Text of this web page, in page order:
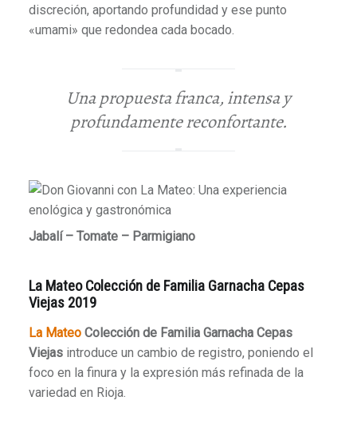
discreción, aportando profundidad y ese punto
«umami» que redondea cada bocado.
Una propuesta franca, intensa y
profundamente reconfortante.
Jabalí – Tomate – Parmigiano
La Mateo Colección de Familia Garnacha Cepas
Viejas 2019
La MateoColección de Familia Garnacha Cepas
Viejasintroduce un cambio de registro, poniendo el
foco en la finura y la expresión más refinada de la
variedad en Rioja.